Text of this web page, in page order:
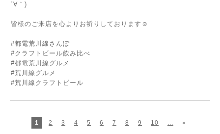
´∀｀)
皆様のご来店を心よりお祈りしております☺️
#都電荒川線さんぽ
#クラフトビール飲み比べ
#都電荒川線グルメ
#荒川線グルメ
#荒川線クラフトビール
1 2 3 4 5 6 7 8 9 10 ... »